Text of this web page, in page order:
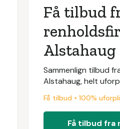
Få tilbud
Alstahaug
Sammenlign tilbud
Alstahaug, helt
Få tilbud • 100%
Få tilbud fra